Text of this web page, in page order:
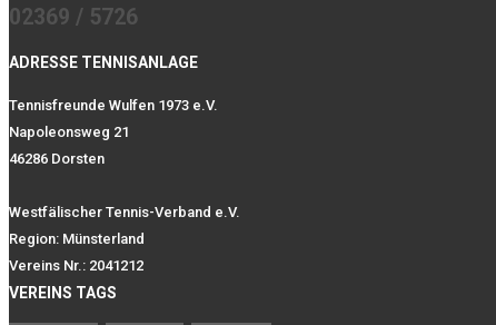
02369 / 5726
ADRESSE TENNISANLAGE
Tennisfreunde Wulfen 1973 e.V.
Napoleonsweg 21
46286 Dorsten
Westfälischer Tennis-Verband e.V.
Region: Münsterland
Vereins Nr.: 2041212
VEREINS TAGS